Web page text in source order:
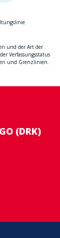
und der Art der
Verfassungsstatus
und Grenzlinien.
(DRK)